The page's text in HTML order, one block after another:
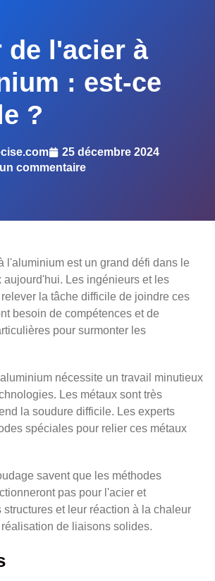
de l'acier à
: est-ce
?
25 décembre 2024
commentaire
l'aluminium est un grand défi dans le
aujourd'hui. Les ingénieurs et les
la tâche difficile de joindre ces
besoin de compétences et de
pour surmonter les
nécessite un travail minutieux
Les métaux sont très
la soudure difficile. Les experts
spéciales pour relier ces métaux
savent que les méthodes
pas pour l'acier et
structures et leur réaction à la chaleur
de liaisons solides.